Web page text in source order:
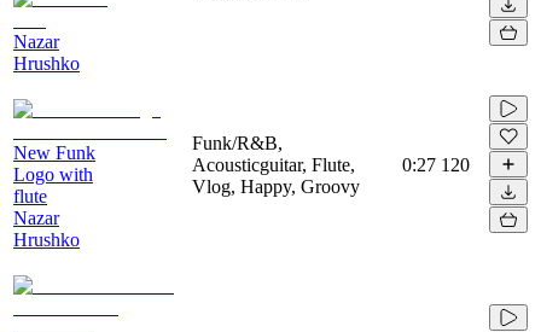
Nazar
Hrushko
New Funk
Logo with
flute
Nazar
Hrushko
Funk/R&B,
Acousticguitar, Flute,
Vlog, Happy, Groovy
0:27 120